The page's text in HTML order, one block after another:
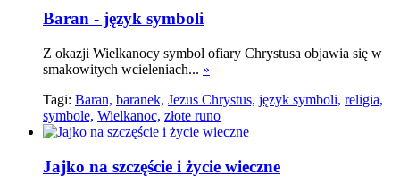
Baran - język symboli
Z okazji Wielkanocy symbol ofiary Chrystusa objawia się w
smakowitych wcieleniach... »
Tagi: Baran, baranek, Jezus Chrystus, język symboli, religia,
symbole, Wielkanoc, złote runo
Jajko na szczęście i życie wieczne